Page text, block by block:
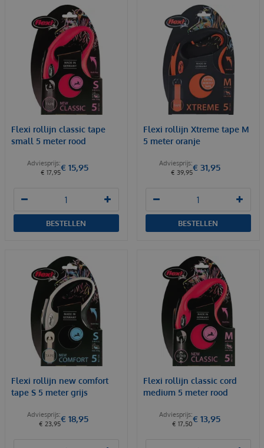
Flexi rollijn classic tape
small 5 meter rood
€ 17,95€ 15,95
BESTELLEN
Flexi rollijn Xtreme tape M
5 meter oranje
€ 39,95€ 31,95
BESTELLEN
Flexi rollijn new comfort
tape S 5 meter grijs
€ 23,95€ 18,95
Flexi rollijn classic cord
medium 5 meter rood
€ 17,50€ 13,95